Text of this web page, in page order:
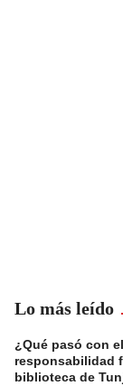
Lo más leído
¿Qué pasó con
responsabilidad
biblioteca de